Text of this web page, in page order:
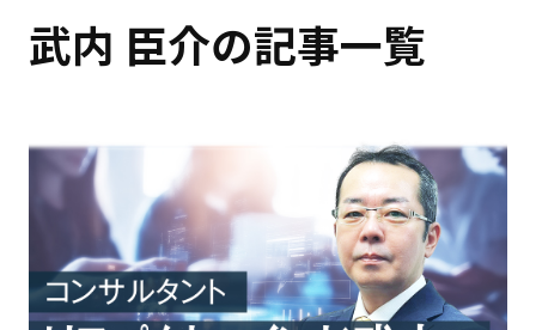
武内 臣介の記事一覧